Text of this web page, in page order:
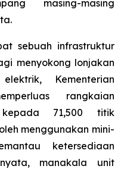
masing-masing
sebuah infrastruktur
menyokong lonjakan
Kementerian
rangkaian
71,500 titik
menggunakan mini-
ketersediaan
manakala unit